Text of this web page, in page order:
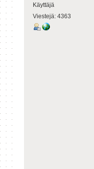
Käyttäjä
Viestejä: 4363